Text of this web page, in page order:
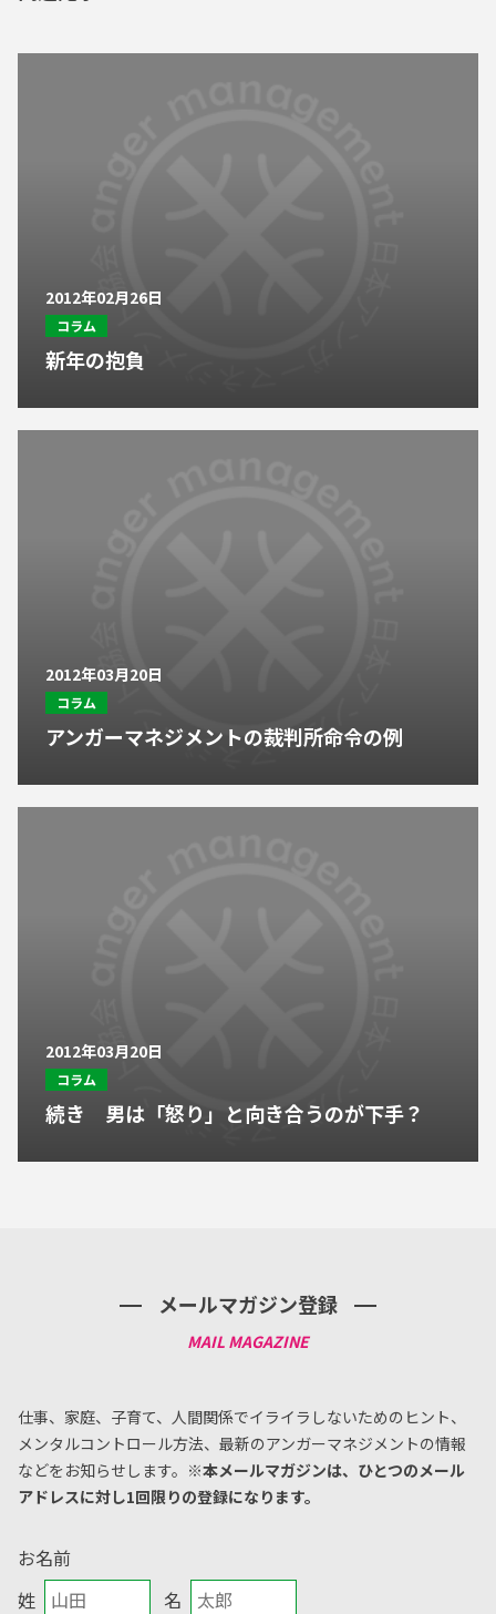
2012年02月26日
コラム
新年の抱負
2012年03月20日
コラム
アンガーマネジメントの裁判所命令の例
2012年03月20日
コラム
続き 男は「怒り」と向き合うのが下手？
メールマガジン登録
仕事、家庭、子育て、人間関係でイライラしないためのヒント、
メンタルコントロール方法、 最新のアンガーマネジメントの情報
などをお知らせします。 ※本メールマガジンは、ひとつのメール
アドレスに対し1回限りの登録になります。
お名前
姓
名